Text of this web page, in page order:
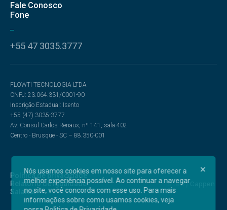
Fale Conosco
Fone
+55 47 3035.3777
FLOWTI TECNOLOGIA LTDA
CNPJ: 23.064.331/0001-90
Inscrição Estadual: Isento
+55 (47) 3035-3777
Av. Consul Carlos Renaux, nº 141, sala 402
Centro - Brusque - SC – 88.350-001
Política de privacidade
Relatório de Igualdade
Salarial
Nós usamos cookies em nosso site para oferecer a
melhor experiência possível. Ao continuar a navegar
no site, você concorda com esse uso. Para mais
informações sobre como usamos cookies, veja